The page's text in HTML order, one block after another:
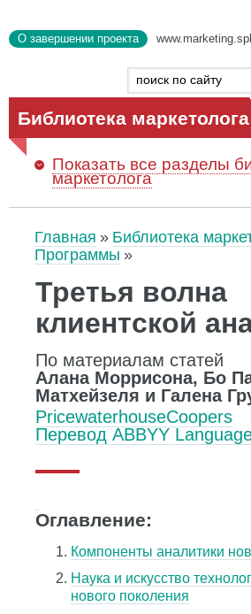
О завершении проекта
Библиотека маркетолога
Показать все разделы
маркетолога
Главная
Библиотека
Программы
Третья волна
клиентской
По материалам статей
Алана Моррисона, Бо
Матхейзеля и Галена
PricewaterhouseCoopers
Перевод ABBYY
Оглавление:
Компоненты аналитики
Наука и искусство
нового поколения